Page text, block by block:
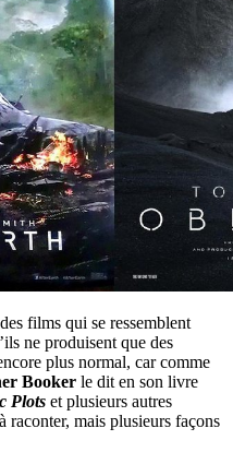
films qui se ressemblent
ne produisent que des
plus normal, car comme
Booker le dit en son livre
Plots et plusieurs autres
raconter, mais plusieurs façons